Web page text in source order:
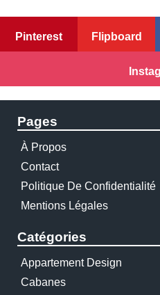
Pinterest Flipboard
Pages
À Propos
Contact
Politique De Confidentialité
Mentions Légales
Catégories
Appartement Design
Cabanes